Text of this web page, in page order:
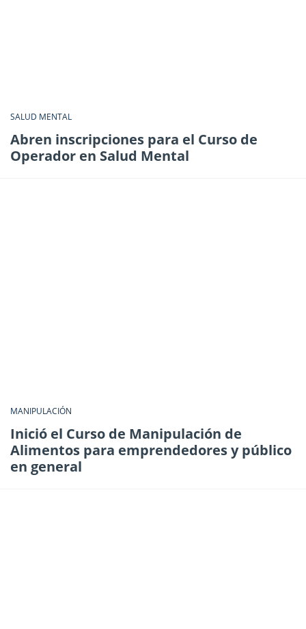
SALUD MENTAL
Abren inscripciones para el Curso de
Operador en Salud Mental
MANIPULACIÓN
Inició el Curso de Manipulación de
Alimentos para emprendedores y público
en general